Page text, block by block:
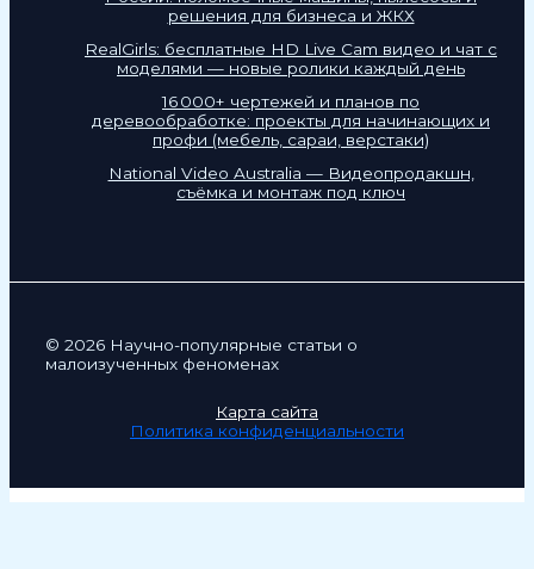
решения для бизнеса и ЖКХ
RealGirls: бесплатные HD Live Cam видео и чат с
моделями — новые ролики каждый день
16 000+ чертежей и планов по
деревообработке: проекты для начинающих и
профи (мебель, сараи, верстаки)
National Video Australia — Видеопродакшн,
съёмка и монтаж под ключ
© 2026 Научно-популярные статьи о
малоизученных феноменах
Карта сайта
Политика конфиденциальности